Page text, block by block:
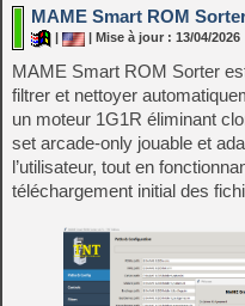
MAME Smart ROM
| Mise à jour : 13/04/2026
MAME Smart ROM Sorter
filtrer et nettoyer
un moteur 1G1R éliminant
set arcade‑only jouable et
l’utilisateur, tout en
téléchargement initial des